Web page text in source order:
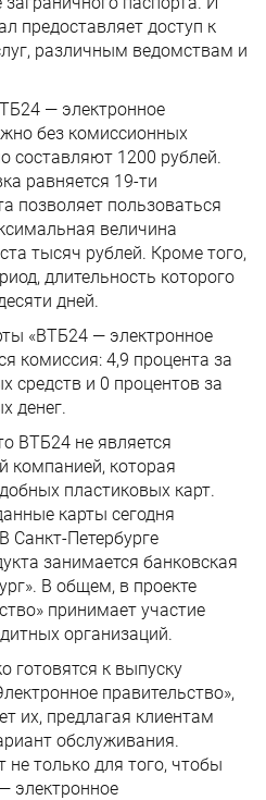
предоставляет доступ к
различным ведомствам и
— электронное
без комиссионных
составляют 1200 рублей.
равняется 19-ти
позволяет пользоваться
величина
тысяч рублей. Кроме того,
длительность которого
дней.
«ВТБ24 — электронное
комиссия: 4,9 процента за
средств и 0 процентов за
денег.
ВТБ24 не является
компанией, которая
пластиковых карт.
карты сегодня
Санкт-Петербурге
занимается банковская
В общем, в проекте
принимает участие
организаций.
готовятся к выпуску
правительство»,
их, предлагая клиентам
обслуживания.
только для того, чтобы
электронное